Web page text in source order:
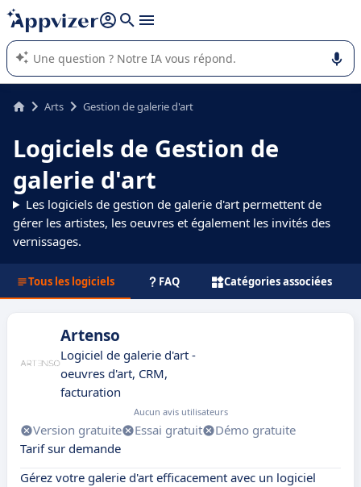
répondre (plusieurs lignes avec
L'IA de Appvizer vous guide dans l'utilisation ou la sélection de
logiciel SaaS en entreprise.
Arts Gestion de galerie d'art
Logiciels de Gestion de
galerie d'art
Les logiciels de gestion de galerie d'art permettent de
gérer les artistes, les oeuvres et également les invités des
vernissages.
Tous les logiciels FAQ Catégories associées
Artenso
Logiciel de galerie d'art -
oeuvres d'art, CRM,
facturation
Aucun avis utilisateurs
Version gratuite Essai gratuit
Démo gratuite
Tarif sur demande
Gérez votre galerie d'art efficacement avec un logiciel